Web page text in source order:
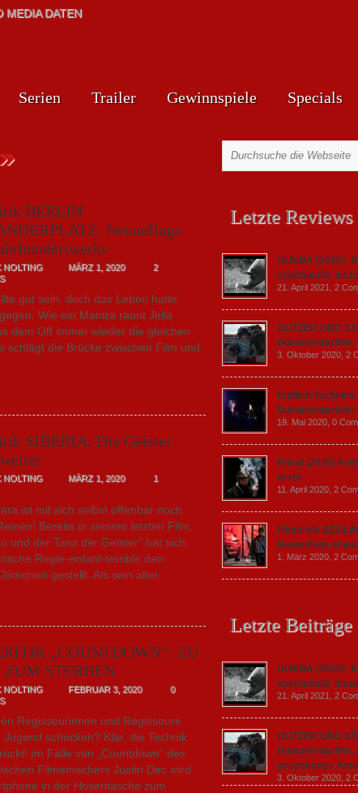
MEDIA DATEN
Serien Trailer Gewinnspiele Specials
»
BERLIN
Neuauflage
NOLTING MÄRZ 1, 2020
2
gut sein, doch das Leben hatte
Wie ein Mantra raunt Jella
dem Off immer wieder die gleichen
schlägt die Brücke zwischen Film und
SIBERIA: Die Geister
NOLTING MÄRZ 1, 2020
1
ist mit sich selbst offenbar noch
Bereits in seinem letzten Film,
und der Tanz der Geister“ hat sich
Regie-enfant-terrible den
gestellt. Als sein alter
„COUNTDOWN“: ZU
ZUM STERBEN
NOLTING FEBRUAR 3, 2020
0
Regisseurinnen und Regisseure
Jugend schocken? Klar, die Technik
Im Falle von „Countdown“ des
Filmemachers Justin Dec wird
in der Hosentasche zum
Letzte Reviews
GUNDA (2020):
spektakulär
21. April 2021, 2
GLITZER UND
Dokumentarfilm.
3. Oktober 2020, 2
Endlich
19. Mai 2020, 0
Freud (2020)
dreht
11. April 2020, 2
Filmkritik
Neuauflage
1. März 2020, 2
Letzte Beiträge
GUNDA (2020):
spektakulär
21. April 2021, 2
GLITZER UND
Dokumentarfilm.
gespaltenes
3. Oktober 2020, 2